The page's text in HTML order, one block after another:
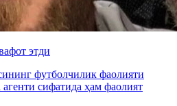
этди
футболчилик фаолияти
сифатида ҳам фаолият